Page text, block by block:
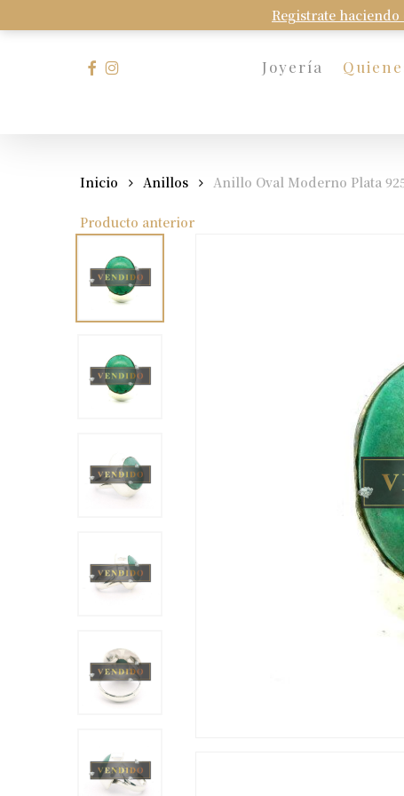
Registrate
to
Joyería
facebook
instagram
Inicio Anillos Anillo Oval Moderno Plata
Producto anterior